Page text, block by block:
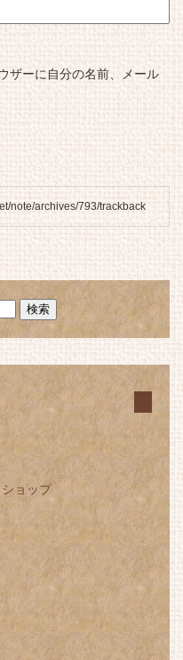
ザーに自分の名前、メール
note/archives/793/trackback
ョップ